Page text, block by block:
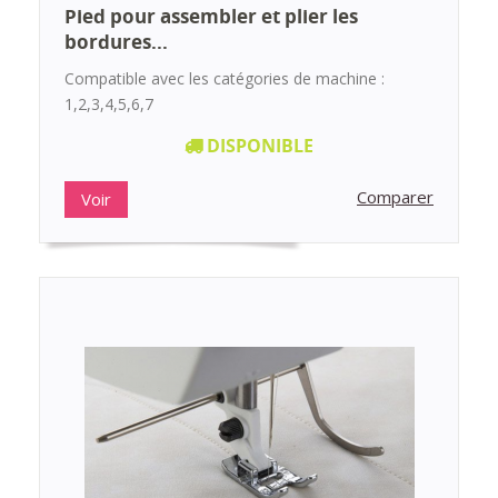
Pied pour assembler et plier les
bordures...
Compatible avec les catégories de machine :
1,2,3,4,5,6,7
DISPONIBLE
Voir Comparer